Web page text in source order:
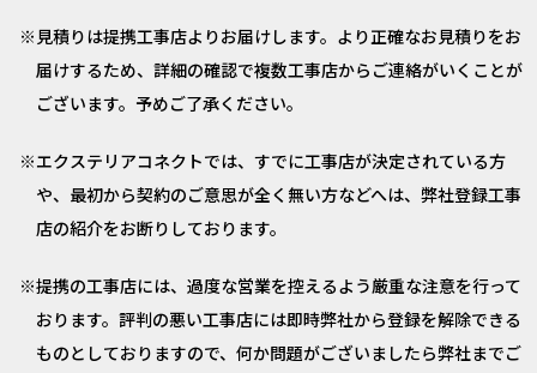
見積りは提携工事店よりお届けします。より正確なお見積りをお
届けするため、詳細の確認で複数工事店からご連絡がいくことが
ございます。予めご了承ください。
エクステリアコネクトでは、すでに工事店が決定されている方
や、最初から契約のご意思が全く無い方などへは、弊社登録工事
店の紹介をお断りしております。
提携の工事店には、過度な営業を控えるよう厳重な注意を行って
おります。評判の悪い工事店には即時弊社から登録を解除できる
ものとしておりますので、何か問題がございましたら弊社までご